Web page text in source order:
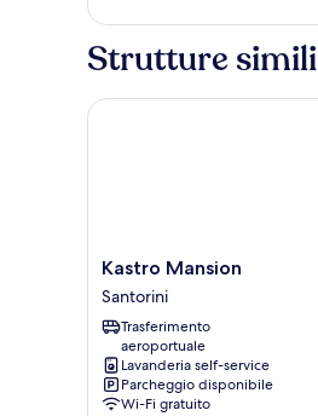
Cave
Family
Cave
Strutture simili
Kastro
Mansion
Santorini
Kastro Mansion
Santorini
Trasferimento
aeroportuale
Lavanderia self-service
Parcheggio disponibile
Wi-Fi gratuito
Kastro Mansion